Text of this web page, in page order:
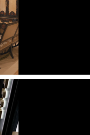
Design